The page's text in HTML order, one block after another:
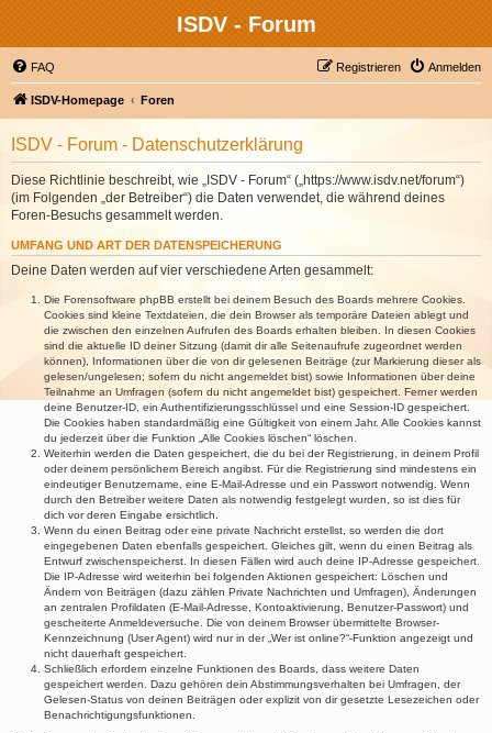
ISDV - Forum
FAQ Anmelden
Registrieren
ISDV-Homepage Foren
ISDV - Forum - Datenschutzerklärung
Diese Richtlinie beschreibt, wie „ISDV - Forum“ („https://www.isdv.net/forum“)
(im Folgenden „der Betreiber“) die Daten verwendet, die während deines
Foren-Besuchs gesammelt werden.
UMFANG UND ART DER DATENSPEICHERUNG
Deine Daten werden auf vier verschiedene Arten gesammelt:
Die Forensoftware phpBB erstellt bei deinem Besuch des Boards mehrere Cookies.
Cookies sind kleine Textdateien, die dein Browser als temporäre Dateien ablegt und
die zwischen den einzelnen Aufrufen des Boards erhalten bleiben. In diesen Cookies
sind die aktuelle ID deiner Sitzung (damit dir alle Seitenaufrufe zugeordnet werden
können), Informationen über die von dir gelesenen Beiträge (zur Markierung dieser als
gelesen/ungelesen; sofern du nicht angemeldet bist) sowie Informationen über deine
Teilnahme an Umfragen (sofern du nicht angemeldet bist) gespeichert. Ferner werden
deine Benutzer-ID, ein Authentifizierungsschlüssel und eine Session-ID gespeichert.
Die Cookies haben standardmäßig eine Gültigkeit von einem Jahr. Alle Cookies kannst
du jederzeit über die Funktion „Alle Cookies löschen“ löschen.
Weiterhin werden die Daten gespeichert, die du bei der Registrierung, in deinem Profil
oder deinem persönlichem Bereich angibst. Für die Registrierung sind mindestens ein
eindeutiger Benutzername, eine E-Mail-Adresse und ein Passwort notwendig. Wenn
durch den Betreiber weitere Daten als notwendig festgelegt wurden, so ist dies für
dich vor deren Eingabe ersichtlich.
Wenn du einen Beitrag oder eine private Nachricht erstellst, so werden die dort
eingegebenen Daten ebenfalls gespeichert. Gleiches gilt, wenn du einen Beitrag als
Entwurf zwischenspeicherst. In diesen Fällen wird auch deine IP-Adresse gespeichert.
Die IP-Adresse wird weiterhin bei folgenden Aktionen gespeichert: Löschen und
Ändern von Beiträgen (dazu zählen Private Nachrichten und Umfragen), Änderungen
an zentralen Profildaten (E-Mail-Adresse, Kontoaktivierung, Benutzer-Passwort) und
gescheiterte Anmeldeversuche. Die von deinem Browser übermittelte Browser-
Kennzeichnung (User Agent) wird nur in der „Wer ist online?“-Funktion angezeigt und
nicht dauerhaft gespeichert.
Schließlich erfordern einzelne Funktionen des Boards, dass weitere Daten
gespeichert werden. Dazu gehören dein Abstimmungsverhalten bei Umfragen, der
Gelesen-Status von deinen Beiträgen oder explizit von dir gesetzte Lesezeichen oder
Benachrichtigungsfunktionen.